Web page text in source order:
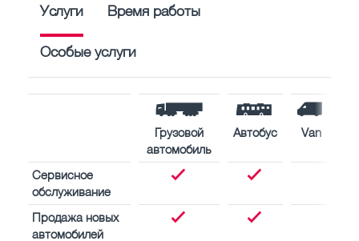
Услуги Время работы
Особые услуги
Грузовой
автомобиль
Автобус Van
Сервисное
обслуживание
Продажа новых
автомобилей